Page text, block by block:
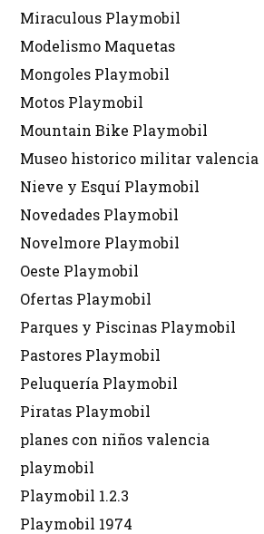
Miraculous Playmobil
Modelismo Maquetas
Mongoles Playmobil
Motos Playmobil
Mountain Bike Playmobil
Museo historico militar valencia
Nieve y Esquí Playmobil
Novedades Playmobil
Novelmore Playmobil
Oeste Playmobil
Ofertas Playmobil
Parques y Piscinas Playmobil
Pastores Playmobil
Peluquería Playmobil
Piratas Playmobil
planes con niños valencia
playmobil
Playmobil 1.2.3
Playmobil 1974